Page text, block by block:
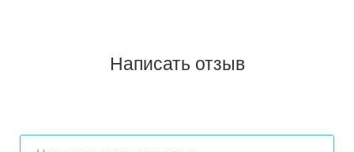
Написать отзыв